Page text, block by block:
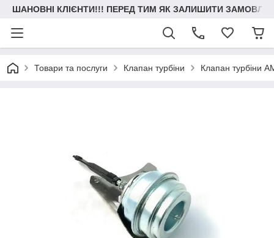
ШАНОВНІ КЛІЄНТИ!!! ПЕРЕД ТИМ ЯК ЗАЛИШИТИ
Товари та послуги Клапан турбіни Клапан турбіни